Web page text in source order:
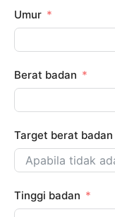
Umur
Berat badan
Target berat badan
Tinggi badan